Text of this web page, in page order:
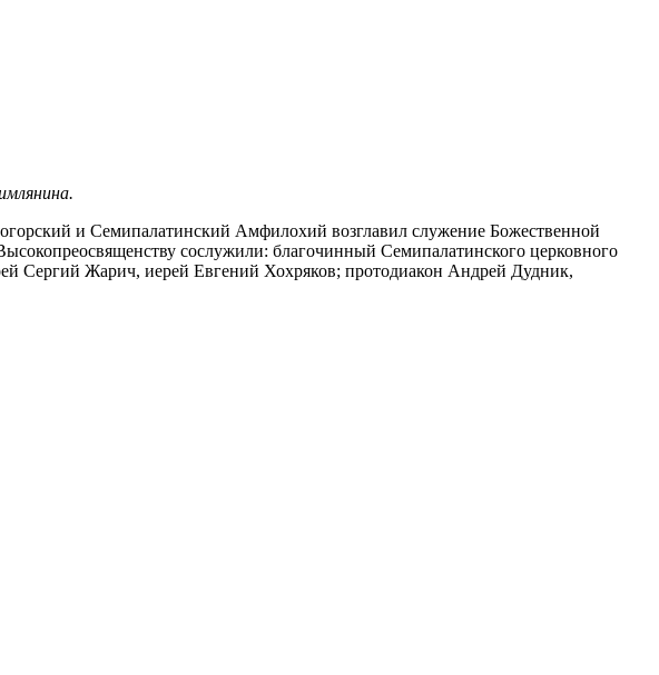
и Семипалатинский Амфилохий возглавил служение Божественной
сослужили: благочинный Семипалатинского церковного
Сергий Жарич, иерей Евгений Хохряков; протодиакон Андрей Дудник,